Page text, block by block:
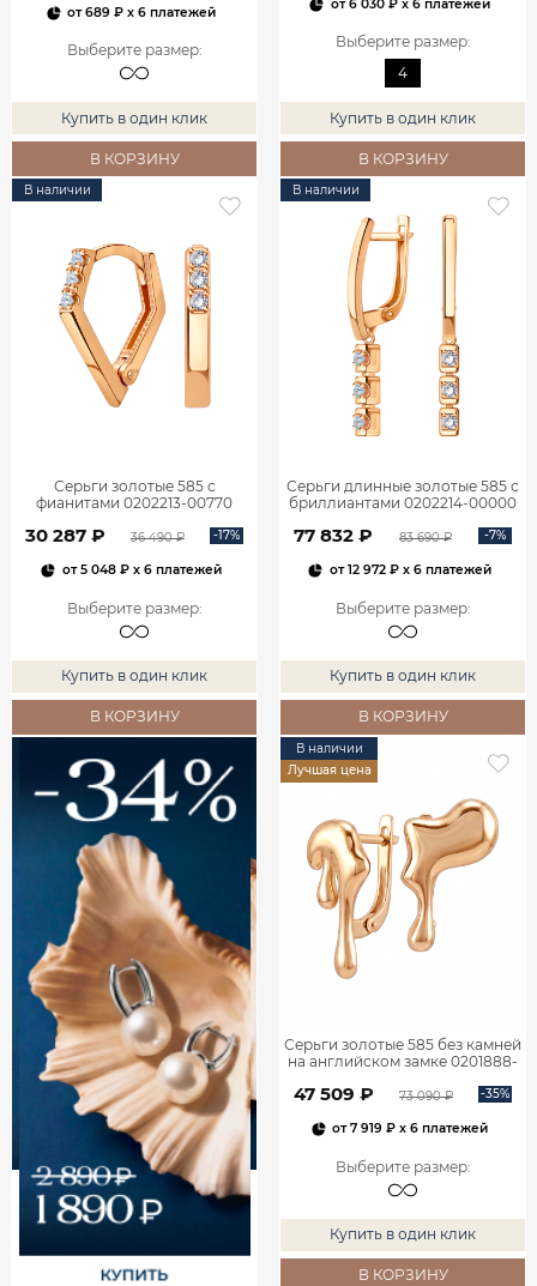
от689 ₽ x 6 платежей
Выберите размер:
Купить в один клик
В КОРЗИНУ
от6 030 ₽x 6 платежей
Выберите размер:
4
Купить в один клик
В КОРЗИНУ
В наличии
Серьги золотые 585 с
фианитами 0202213-00770
30 287 ₽ 36 490 ₽ -17%
от5 048 ₽x 6 платежей
Выберите размер:
Купить в один клик
В КОРЗИНУ
В наличии
Серьги длинные золотые 585 с
бриллиантами 0202214-00000
77 832 ₽ 83 690 ₽ -7%
от12 972 ₽x 6 платежей
Выберите размер:
Купить в один клик
В КОРЗИНУ
В наличии
Лучшая цена
Серьги золотые 585 без камней
на английском замке 0201888-
47 509 ₽ 73 090 ₽ -35%
от7 919 ₽ x 6 платежей
Выберите размер:
Купить в один клик
В КОРЗИНУ